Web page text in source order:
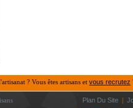
? Vous êtes artisans et vous recrutez
Plan Du Site |